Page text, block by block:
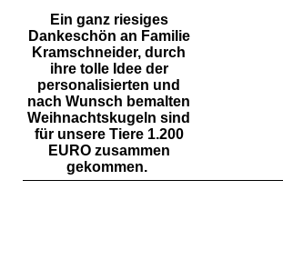
Ein ganz riesiges
Dankeschön an Familie
Kramschneider, durch
ihre tolle Idee der
personalisierten und
nach Wunsch bemalten
Weihnachtskugeln sind
für unsere Tiere 1.200
EURO zusammen
gekommen.